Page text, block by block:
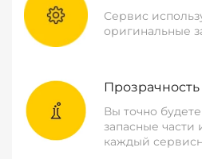
Сервис
оригинальные
Прозрачность
Вы точно
запасные части
каждый